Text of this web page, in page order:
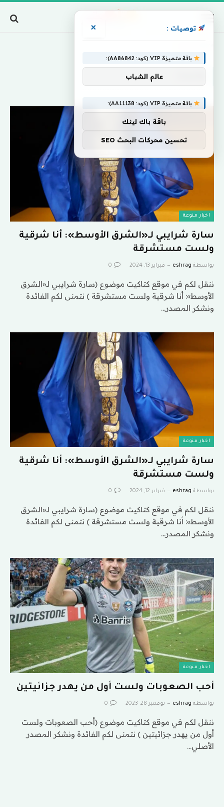
اخبار منوعة
سارة شرايبي لـ«الشرق الأوسط»: أنا شرقية
ولست مستشرقة
بواسطة eshrag فبراير 13, 2024 0
ننقل لكم في موقع كتاكيت موضوع (سارة شرايبي لـ«الشرق
الأوسط»: أنا شرقية ولست مستشرقة ) نتمنى لكم الفائدة
ونشكر المصدر…
اخبار منوعة
سارة شرايبي لـ«الشرق الأوسط»: أنا شرقية
ولست مستشرقة
بواسطة eshrag فبراير 12, 2024 0
ننقل لكم في موقع كتاكيت موضوع (سارة شرايبي لـ«الشرق
الأوسط»: أنا شرقية ولست مستشرقة ) نتمنى لكم الفائدة
ونشكر المصدر…
اخبار منوعة
أحب الصعوبات ولست أول من يهدر جزائيتين
بواسطة eshrag نوفمبر 28, 2023 0
ننقل لكم في موقع كتاكيت موضوع (أحب الصعوبات ولست
أول من يهدر جزائيتين ) نتمنى لكم الفائدة ونشكر المصدر
الأصلي…
توصيات : ×
باقة متميزة VIP (كود: AA86842):
عالم الشباب
باقة متميزة VIP (كود: AA11138):
باقة باك لينك
تحسين محركات البحث SEO